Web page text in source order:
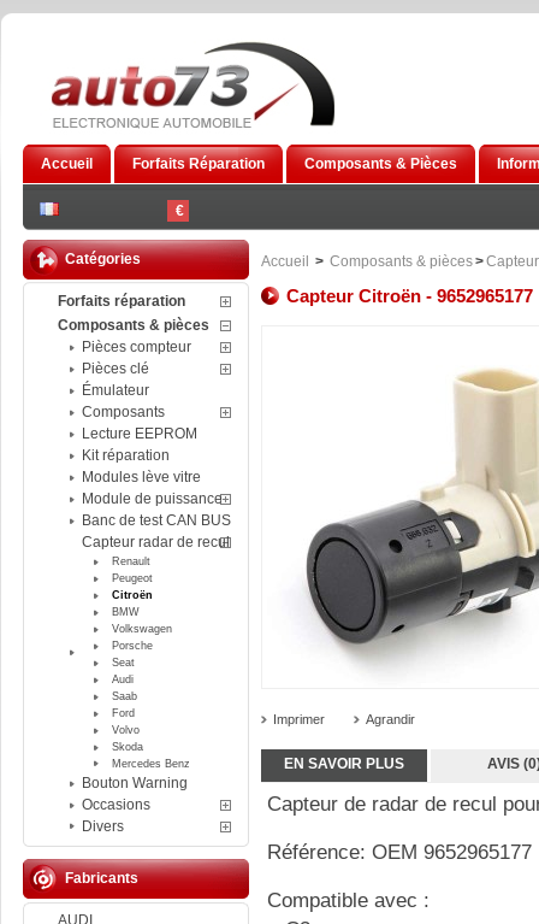
€
Accueil Forfaits Réparation Composants & Pièces
Catégories
Forfaits réparation
Composants & pièces
Pièces compteur
Pièces clé
Émulateur
Composants
Lecture EEPROM
Kit réparation
Modules lève vitre
Module de puissance
Banc de test CAN BUS
Capteur radar de recul
Renault
Peugeot
Citroën
BMW
Volkswagen
Porsche
Seat
Audi
Saab
Ford
Volvo
Skoda
Mercedes Benz
Bouton Warning
Occasions
Divers
Fabricants
AUDI
Accueil > Composants & pièces>
Capteur Citroën - 9652965177
Imprimer Agrandir
EN SAVOIR PLUS AVIS
Capteur de radar de recul
Référence: OEM 9652965177
Compatible avec :